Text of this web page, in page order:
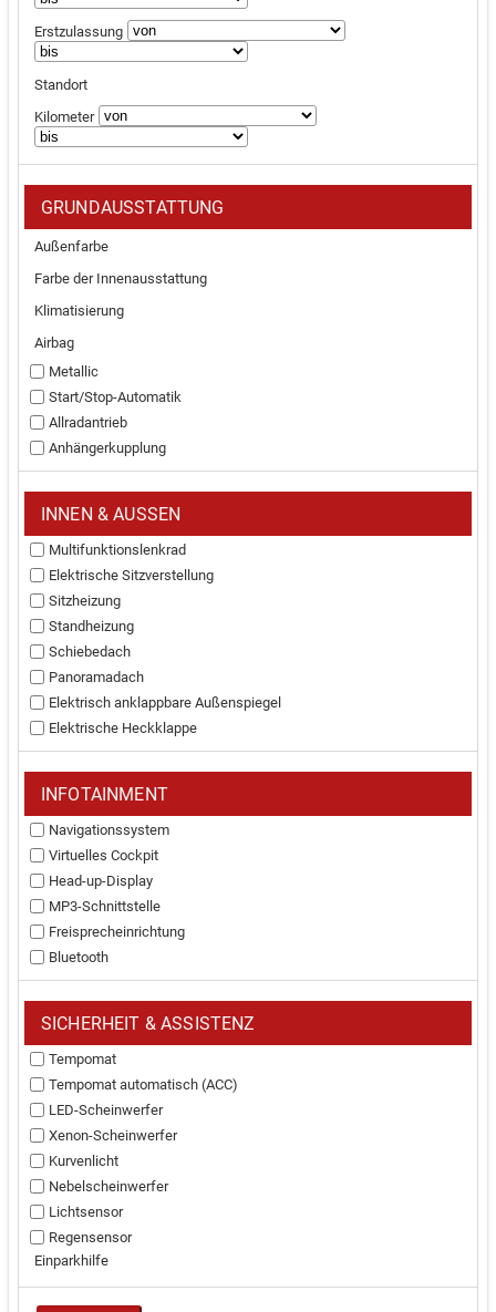
Erstzulassung
Standort
Kilometer
GRUNDAUSSTATTUNG
Außenfarbe
Farbe der Innenausstattung
Klimatisierung
Airbag
Metallic
Start/Stop-Automatik
Allradantrieb
Anhängerkupplung
INNEN & AUSSEN
Multifunktionslenkrad
Elektrische Sitzverstellung
Sitzheizung
Standheizung
Schiebedach
Panoramadach
Elektrisch anklappbare Außenspiegel
Elektrische Heckklappe
INFOTAINMENT
Navigationssystem
Virtuelles Cockpit
Head-up-Display
MP3-Schnittstelle
Freisprecheinrichtung
Bluetooth
SICHERHEIT & ASSISTENZ
Tempomat
Tempomat automatisch (ACC)
LED-Scheinwerfer
Xenon-Scheinwerfer
Kurvenlicht
Nebelscheinwerfer
Lichtsensor
Regensensor
Einparkhilfe